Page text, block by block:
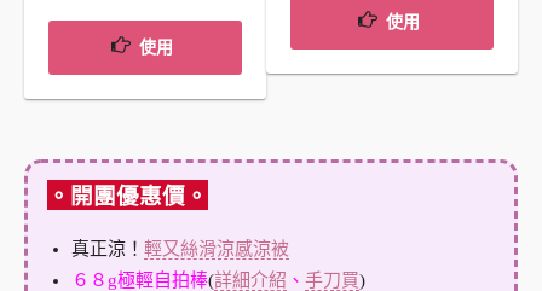
使用
使用
。開團優惠價。
真正涼！ 輕又絲滑涼感涼被
６８g極輕自拍棒(詳細介紹 、 手刀買)